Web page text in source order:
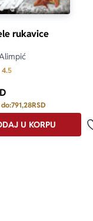
rukavice
4.5Prosecna ocena je 4.5 od
791,28RSD
U KORPU